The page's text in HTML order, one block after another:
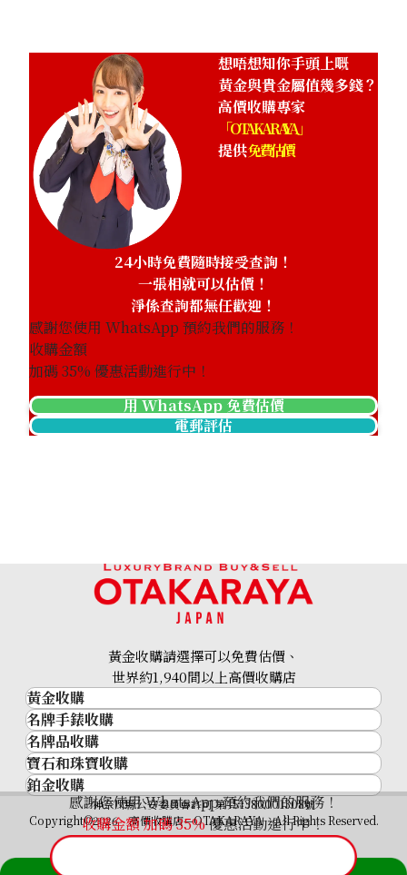
22K gold (K22) Canada Calgary Olympic gold coin
HKD 2,028.16
想唔想知你手頭上嘅
黃金與貴金屬值幾多錢？
高價收購專家
「OTAKARAYA」
提供免費估價
24小時免費隨時接受查詢！
一張相就可以估價！
淨係查詢都無任歡迎！
感謝您使用 WhatsApp 預約我們的服務！
收購金額
加碼35% 優惠活動進行中！
用 WhatsApp 免費估價
電郵評估
感謝您使用 WhatsApp 預約我們的服務！
收購金額 加碼35%優惠活動進行中！
黃金收購請選擇可以免費估價、
世界約1,940間以上高價收購店
黃金收購
黃金･金條
金條
金幣及銀幣
過去十年黃金價格
金飾
金戒指
金頸鍊
名牌手錶收購
名牌手錶收購
勞力士 (Rolex)
Patek Philippe
Audemars Piguet
Vacheron Constantin
A. Lange & Söhne
名牌品收購
名牌品收購
HERMES
LOUIS VUITTON
CHANEL
卡地亞（Cartier）
寶石和珠寶收購
寶石和珠寶
祖母綠
藍寶石
鉑金收購
神奈川縣公安委員會許可 第451380001308號
Copyright©2026 高價收購店—OTAKARAYA All Rights Reserved.